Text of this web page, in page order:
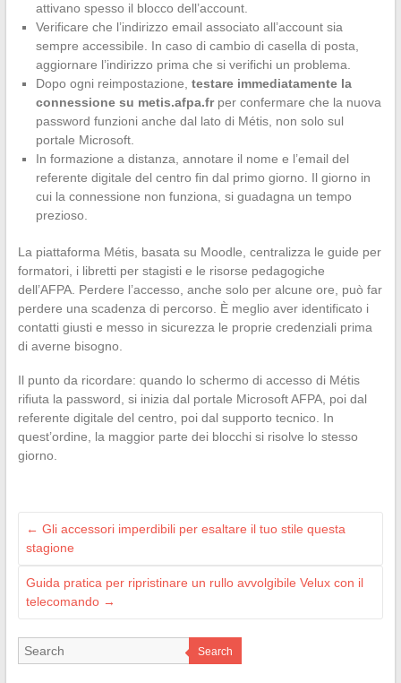
attivano spesso il blocco dell’account.
Verificare che l’indirizzo email associato all’account sia
sempre accessibile. In caso di cambio di casella di posta,
aggiornare l’indirizzo prima che si verifichi un problema.
Dopo ogni reimpostazione, testare immediatamente la
connessione su metis.afpa.frper confermare che la nuova
password funzioni anche dal lato di Métis, non solo sul
portale Microsoft.
In formazione a distanza, annotare il nome e l’email del
referente digitale del centro fin dal primo giorno. Il giorno in
cui la connessione non funziona, si guadagna un tempo
prezioso.
La piattaforma Métis, basata su Moodle, centralizza le guide per
formatori, i libretti per stagisti e le risorse pedagogiche
dell’AFPA. Perdere l’accesso, anche solo per alcune ore, può far
perdere una scadenza di percorso. È meglio aver identificato i
contatti giusti e messo in sicurezza le proprie credenziali prima
di averne bisogno.
Il punto da ricordare: quando lo schermo di accesso di Métis
rifiuta la password, si inizia dal portale Microsoft AFPA, poi dal
referente digitale del centro, poi dal supporto tecnico. In
quest’ordine, la maggior parte dei blocchi si risolve lo stesso
giorno.
← Gli accessori imperdibili per esaltare il tuo stile questa
stagione
Guida pratica per ripristinare un rullo avvolgibile Velux con il
telecomando →
Search